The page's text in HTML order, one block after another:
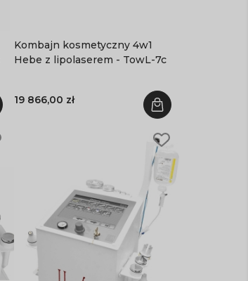
Kombajn kosmetyczny 4w1
Hebe z lipolaserem - TowL-7c
19 866,00 zł